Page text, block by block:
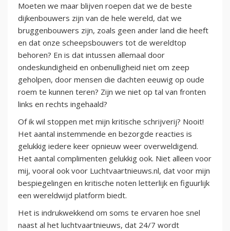
Moeten we maar blijven roepen dat we de beste
dijkenbouwers zijn van de hele wereld, dat we
bruggenbouwers zijn, zoals geen ander land die heeft
en dat onze scheepsbouwers tot de wereldtop
behoren? En is dat intussen allemaal door
ondeskundigheid en onbenulligheid niet om zeep
geholpen, door mensen die dachten eeuwig op oude
roem te kunnen teren? Zijn we niet op tal van fronten
links en rechts ingehaald?
Of ik wil stoppen met mijn kritische schrijverij? Nooit!
Het aantal instemmende en bezorgde reacties is
gelukkig iedere keer opnieuw weer overweldigend.
Het aantal complimenten gelukkig ook. Niet alleen voor
mij, vooral ook voor Luchtvaartnieuws.nl, dat voor mijn
bespiegelingen en kritische noten letterlijk en figuurlijk
een wereldwijd platform biedt.
Het is indrukwekkend om soms te ervaren hoe snel
naast al het luchtvaartnieuws, dat 24/7 wordt